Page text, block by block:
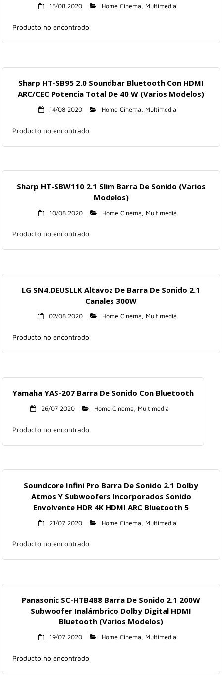
15/08 2020 Home Cinema, Multimedia
Producto no encontrado
Sharp HT-SB95 2.0 Soundbar Bluetooth Con HDMI
ARC/CEC Potencia Total De 40 W (Varios Modelos)
14/08 2020 Home Cinema, Multimedia
Producto no encontrado
Sharp HT-SBW110 2.1 Slim Barra De Sonido (Varios
Modelos)
10/08 2020 Home Cinema, Multimedia
Producto no encontrado
LG SN4.DEUSLLK Altavoz De Barra De Sonido 2.1
Canales 300W
02/08 2020 Home Cinema, Multimedia
Producto no encontrado
Yamaha YAS-207 Barra De Sonido Con Bluetooth
26/07 2020 Home Cinema, Multimedia
Producto no encontrado
Soundcore Infini Pro Barra De Sonido 2.1 Dolby
Atmos Y Subwoofers Incorporados Sonido
Envolvente HDR 4K HDMI ARC Bluetooth 5
21/07 2020 Home Cinema, Multimedia
Producto no encontrado
Panasonic SC-HTB488 Barra De Sonido 2.1 200W
Subwoofer Inalámbrico Dolby Digital HDMI
Bluetooth (Varios Modelos)
19/07 2020 Home Cinema, Multimedia
Producto no encontrado